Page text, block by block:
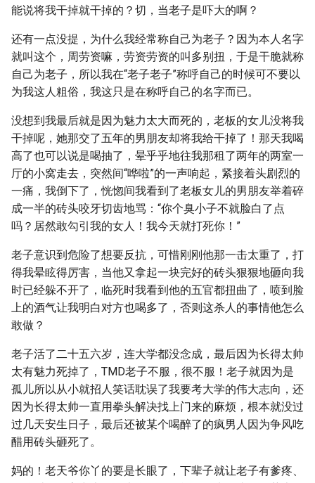
能说将我干掉就干掉的？切，当老子是吓大的啊？
还有一点没提，为什么我经常称自己为老子？因为本人名字
就叫这个，周劳资嘛，劳资劳资的叫多别扭，于是干脆就称
自己为老子，所以我在“老子老子”称呼自己的时候可不要以
为我这人粗俗，我这只是在称呼自己的名字而已。
没想到我最后就是因为魅力太大而死的，老板的女儿没将我
干掉呢，她那交了五年的男朋友却将我给干掉了！那天我喝
高了也可以说是喝抽了，晕乎乎地往我那租了两年的两室一
厅的小窝走去，突然间“哗啦”的一声响起，紧接着头剧烈的
一痛，我倒下了，恍惚间我看到了老板女儿的男朋友举着碎
成一半的砖头咬牙切齿地骂：“你个臭小子不就脸白了点
吗？居然敢勾引我的女人！我今天就打死你！”
老子意识到危险了想要反抗，可惜刚刚他那一击太重了，打
得我晕眩得厉害，当他又拿起一块完好的砖头狠狠地砸向我
时已经躲不开了，临死时我看到他的五官都扭曲了，喷到脸
上的酒气让我明白对方也喝多了，否则这杀人的事情他怎么
敢做？
老子活了二十五六岁，连大学都没念成，最后因为长得太帅
太有魅力死掉了，TMD老子不服，很不服！老子就因为是
孤儿所以从小就招人笑话耽误了我要考大学的伟大志向，还
因为长得太帅一直用拳头解决找上门来的麻烦，根本就没过
过几天安生日子，最后还被某个喝醉了的疯男人因为争风吃
醋用砖头砸死了。
妈的！老天爷你丫的要是长眼了，下辈子就让老子有爹疼、